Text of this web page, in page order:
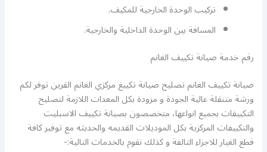
تركيب الوحدة الخارجية للمكيف.
المسافة بين الوحدة الداخلية والخارجية.
رقم خدمة صيانة تكييف الغانم
صيانة تكييف الغانم تصليح صيانة تكييغ مركزي الغانم القرين توفر لكم
ورشة متنقلة عالية الجودة و مزودة بكل المعدات اللازمة لتصليح
التكييفات بجميع انواعها، متخصصون بصيانة تكييف الاسبليت
والتكييفات المركزية بكل الموديلات القديمه والحديثه مع توفير كافة
قطع الغيار للاجزاء التالفة و كذلك نقوم بالخدمات التالية:-